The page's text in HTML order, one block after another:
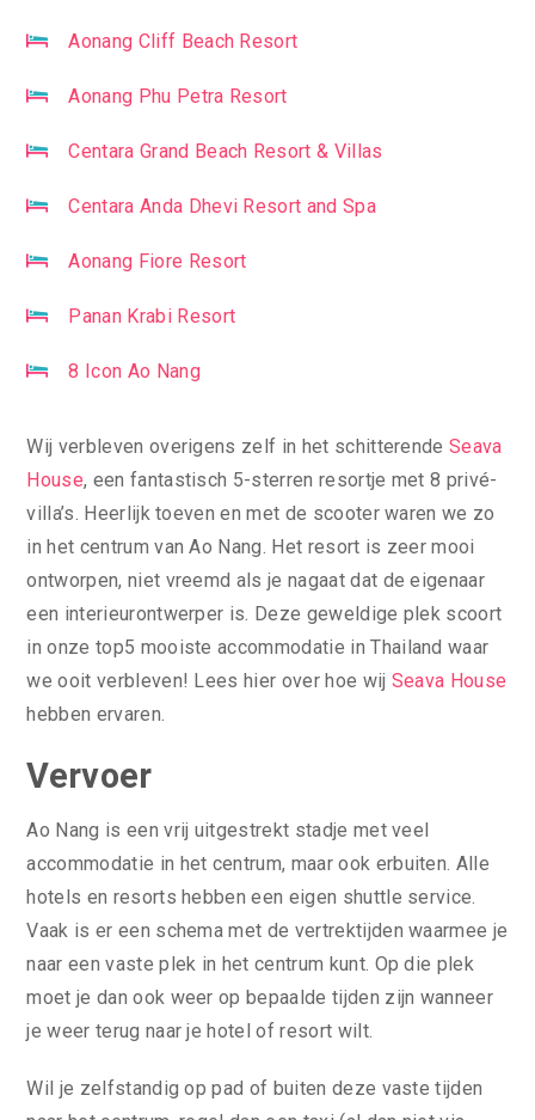
Aonang Cliff Beach Resort
Aonang Phu Petra Resort
Centara Grand Beach Resort & Villas
Centara Anda Dhevi Resort and Spa
Aonang Fiore Resort
Panan Krabi Resort
8 Icon Ao Nang
Wij verbleven overigens zelf in het schitterendeSeava
House, een fantastisch 5-sterren resortje met 8 privé-
villa’s. Heerlijk toeven en met de scooter waren we zo
in het centrum van Ao Nang. Het resort is zeer mooi
ontworpen, niet vreemd als je nagaat dat de eigenaar
een interieurontwerper is. Deze geweldige plek scoort
in onze top5 mooiste accommodatie in Thailand waar
we ooit verbleven! Lees hier over hoe wij Seava House
hebben ervaren.
Vervoer
Ao Nang is een vrij uitgestrekt stadje met veel
accommodatie in het centrum, maar ook erbuiten. Alle
hotels en resorts hebben een eigen shuttle service.
Vaak is er een schema met de vertrektijden waarmee je
naar een vaste plek in het centrum kunt. Op die plek
moet je dan ook weer op bepaalde tijden zijn wanneer
je weer terug naar je hotel of resort wilt.
Wil je zelfstandig op pad of buiten deze vaste tijden